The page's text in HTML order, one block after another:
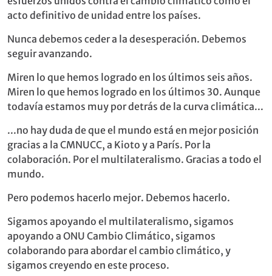
acto definitivo de unidad entre los países.
Nunca debemos ceder a la desesperación. Debemos
seguir avanzando.
Miren lo que hemos logrado en los últimos seis años.
Miren lo que hemos logrado en los últimos 30. Aunque
todavía estamos muy por detrás de la curva climática...
...no hay duda de que el mundo está en mejor posición
gracias a la CMNUCC, a Kioto y a París. Por la
colaboración. Por el multilateralismo. Gracias a todo el
mundo.
Pero podemos hacerlo mejor. Debemos hacerlo.
Sigamos apoyando el multilateralismo, sigamos
apoyando a ONU Cambio Climático, sigamos
colaborando para abordar el cambio climático, y
sigamos creyendo en este proceso.